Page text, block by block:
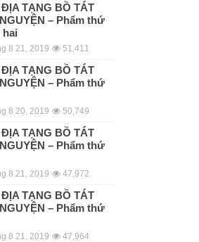
TẠNG BỒ TÁT
– Phẩm thứ
8 21, 2019 51,411
TẠNG BỒ TÁT
– Phẩm thứ
8 20, 2019 50,749
TẠNG BỒ TÁT
– Phẩm thứ
8 21, 2019 47,972
TẠNG BỒ TÁT
– Phẩm thứ
8 21, 2019 47,964